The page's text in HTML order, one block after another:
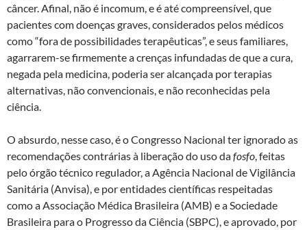
câncer. Afinal, não é incomum, e é até compreensível, que
pacientes com doenças graves, considerados pelos médicos
como “fora de possibilidades terapêuticas”, e seus familiares,
agarrarem-se firmemente a crenças infundadas de que a cura,
negada pela medicina, poderia ser alcançada por terapias
alternativas, não convencionais, e não reconhecidas pela
ciência.
O absurdo, nesse caso, é o Congresso Nacional ter ignorado as
recomendações contrárias à liberação do uso dafosfo, feitas
pelo órgão técnico regulador, a Agência Nacional de Vigilância
Sanitária (Anvisa), e por entidades científicas respeitadas
como a Associação Médica Brasileira (AMB) e a Sociedade
Brasileira para o Progresso da Ciência (SBPC), e aprovado, por